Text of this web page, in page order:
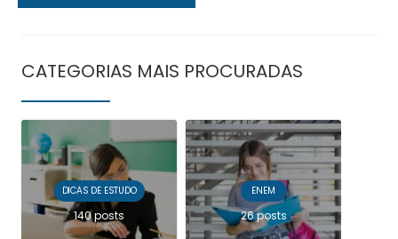
CATEGORIAS MAIS PROCURADAS
DICAS DE ESTUDO
140 posts
ENEM
26 posts